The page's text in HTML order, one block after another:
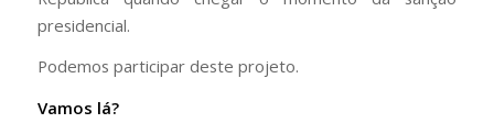
presidencial.
Podemos participar deste projeto.
Vamos lá?